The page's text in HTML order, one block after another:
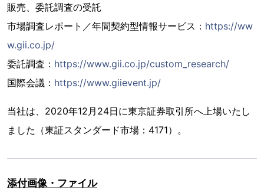
販売、委託調査の受託
市場調査レポート／年間契約型情報サービス： https://ww
w.gii.co.jp/
委託調査： https://www.gii.co.jp/custom_research/
国際会議： https://www.giievent.jp/
当社は、2020年12月24日に東京証券取引所へ上場いたし
ました（東証スタンダード市場：4171）。
添付画像・ファイル